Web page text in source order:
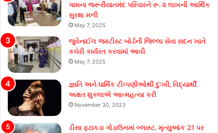
ગામના જરૂરીયાતમંદ પરિવારને રૂ. ૨ લાખની આર્થિક
સુરક્ષા મળી
May 7, 2025
જુવેનાઈલ જસ્ટીસ્ટ બોર્ડની જિલ્લા સેવા સદન ખાતે
કચેરી કાર્યરત કરવામાં આવી
May 7, 2025
જ્ઞાતિ અને ધાર્મિક ટીપ્પણીઓથી દુઃખી, વિદ્યાર્થી
અક્ષત શુક્લાએ આત્મહત્યા કરી
November 30, 2023
ડીસા ફટાકડા ગોડાઉનમાં બ્લાસ્ટ, મૃત્યુઆંક 21 પર